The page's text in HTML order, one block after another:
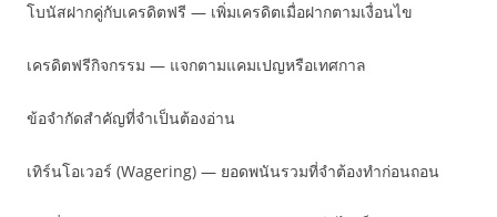
โบนัสฝากคู่กับเครดิตฟรี — เพิ่มเครดิตเมื่อฝากตามเงื่อนไข
เครดิตฟรีกิจกรรม — แจกตามแคมเปญหรือเทศกาล
ข้อจำกัดสำคัญที่จำเป็นต้องอ่าน
เทิร์นโอเวอร์ (Wagering) — ยอดพนันรวมที่จำต้องทำก่อนถอน